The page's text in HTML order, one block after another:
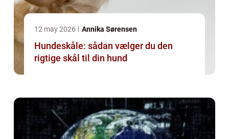
12 may 2026 Annika Sørensen
Hundeskåle: sådan vælger du den
rigtige skål til din hund